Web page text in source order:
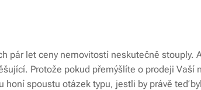
pár let ceny nemovitostí neskutečně stouply.
Protože pokud přemýšlíte o prodeji Vaší
honí spoustu otázek typu, jestli by právě teď